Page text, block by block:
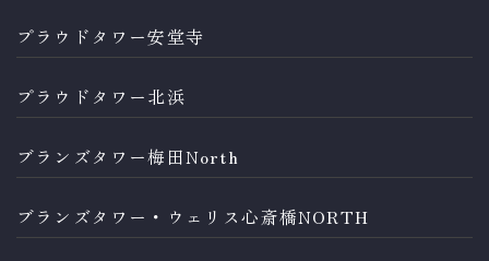
プラウドタワー安堂寺
プラウドタワー北浜
ブランズタワー梅田North
ブランズタワー・ウェリス心斎橋NORTH